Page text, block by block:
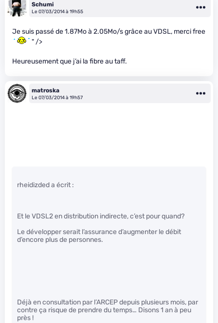
Schumi
Le 07/03/2014 à 19h55
Je suis passé de 1.87Mo à 2.05Mo/s grâce au VDSL, merci free
" />
Heureusement que j’ai la fibre au taff.
matroska
Le 07/03/2014 à 19h57
rheidizded a écrit :
Et le VDSL2 en distribution indirecte, c’est pour quand?
Le développer serait l’assurance d’augmenter le débit
d’encore plus de personnes.
Déjà en consultation par l’ARCEP depuis plusieurs mois, par
contre ça risque de prendre du temps… Disons 1 an à peu
près !